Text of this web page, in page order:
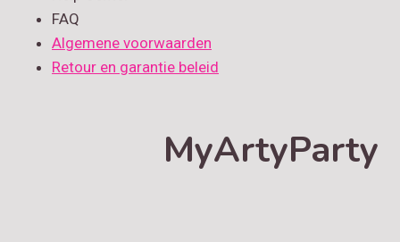
FAQ
Algemene voorwaarden
Retour en garantie beleid
MyArtyParty